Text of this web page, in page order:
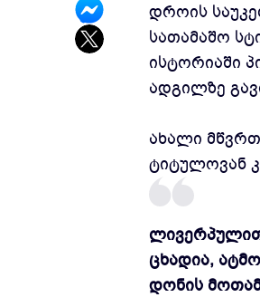
დროის
სათამაშო
ისტორიაში
ადგილზე
ახალი
ტიტულოვან
ცხადია,
დონის